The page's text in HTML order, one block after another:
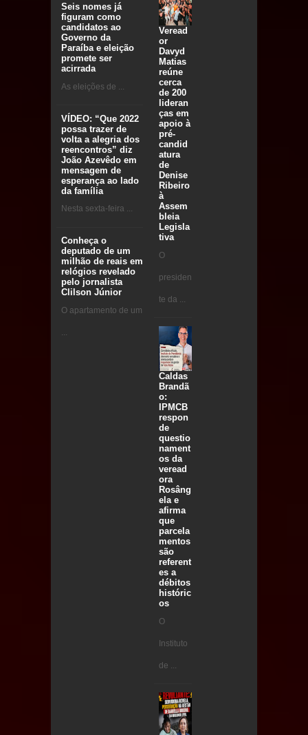
Seis nomes já
figuram como
candidatos ao
Governo da
Paraíba e eleição
promete ser
acirrada
As eleições de ...
VÍDEO: “Que 2022
possa trazer de
volta a alegria dos
reencontros” diz
João Azevêdo em
mensagem de
esperança ao lado
da família
Nesta sexta-feira ...
Conheça o
deputado de um
milhão de reais em
relógios revelado
pelo jornalista
Clilson Júnior
O apartamento de um
...
Veread
or
Davyd
Matias
reúne
cerca
de 200
lideran
ças em
apoio à
pré-
candid
atura
de
Denise
Ribeiro
à
Assem
bleia
Legisla
tiva
O
presiden
te da ...
Caldas
Brandã
o:
IPMCB
respon
de
questio
nament
os da
veread
ora
Rosâng
ela e
afirma
que
parcela
mentos
são
referent
es a
débitos
históric
os
O
Instituto
de ...